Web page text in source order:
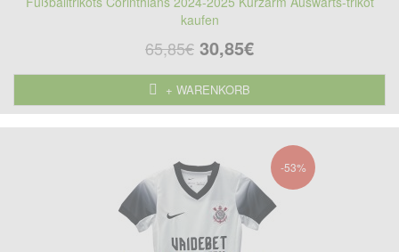
kaufen
65,85€ 30,85€
+ WARENKORB
-53%